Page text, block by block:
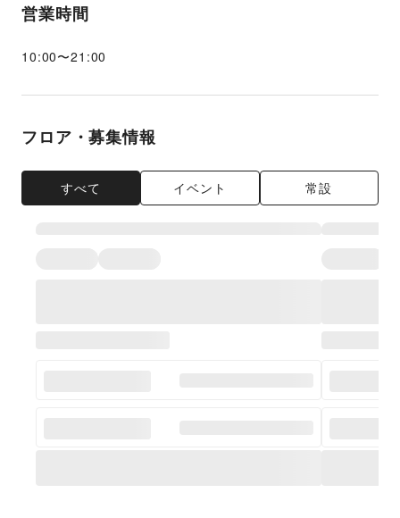
営業時間
10:00〜21:00
フロア・募集情報
すべて イベント 常設